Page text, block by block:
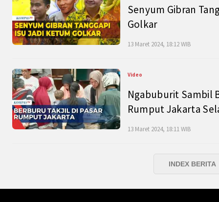
Senyum Gibran
Golkar
13 Maret 2024, 18:12 WIB
Video
Ngabuburit Sambil
Rumput Jakarta
13 Maret 2024, 18:11 WIB
INDEX BERITA